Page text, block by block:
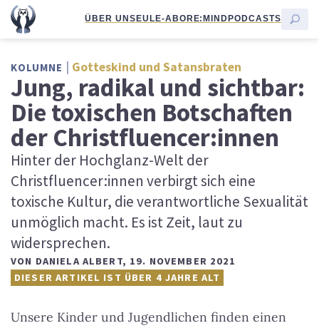
ÜBER UNSEULE-ABORE:MINDPODCASTS
KOLUMNE Gotteskind und Satansbraten
Jung, radikal und sichtbar:
Die toxischen Botschaften
der Christfluencer:innen
Hinter der Hochglanz-Welt der
Christfluencer:innen verbirgt sich eine
toxische Kultur, die verantwortliche Sexualität
unmöglich macht. Es ist Zeit, laut zu
widersprechen.
VON DANIELA ALBERT, 19. NOVEMBER 2021
DIESER ARTIKEL IST ÜBER 4 JAHRE ALT
Unsere Kinder und Jugendlichen finden einen